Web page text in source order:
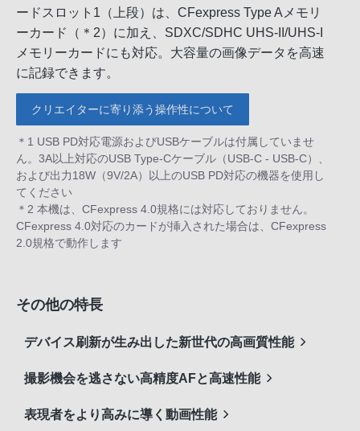
ードスロット1（上段）は、CFexpress Type Aメモリ
ーカード（＊2）に加え、SDXC/SDHC UHS-II/UHS-I
メモリーカードにも対応。大容量の画像データを高速
に記録できます。
クリエイターに寄り添う操作性について
＊1 USB PD対応電源およびUSBケーブルは付属していませ
ん。3A以上対応のUSB Type-Cケーブル（USB-C - USB-C）、
および出力18W（9V/2A）以上のUSB PD対応の機器を使用し
てください
＊2 本機は、CFexpress 4.0規格には対応しておりません。
CFexpress 4.0対応のカードが挿入された場合は、CFexpress
2.0規格で動作します
その他の特長
デバイス刷新が生み出した新世代の高画質性能
撮影機会を逃さない高精度AFと高速性能
表現者をより高みに導く動画性能